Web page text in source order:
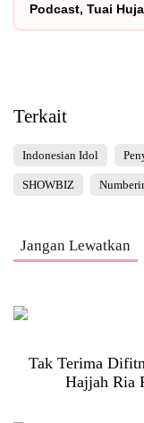
Podcast, Tuai
Terkait
Indonesian Idol
SHOWBIZ
Jangan Lewatkan
Tak Terima
Hajjah Ria